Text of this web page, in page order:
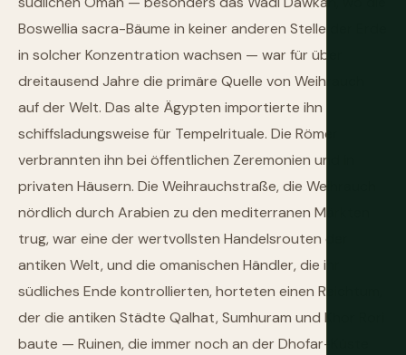
Boswellia sacra-Bäume in keiner anderen Stelle der Erde
in solcher Konzentration wachsen — war für über
dreitausend Jahre die primäre Quelle von Weihrauch
auf der Welt. Das alte Ägypten importierte ihn
schiffsladungsweise für Tempelrituale. Die Römer
verbrannten ihn bei öffentlichen Zeremonien und in
privaten Häusern. Die Weihrauchstraße, die Weihrauch
nördlich durch Arabien zu den mediterranen Märkten
trug, war eine der wertvollsten Handelsrouten der
antiken Welt, und die omanischen Händler, die ihr
südliches Ende kontrollierten, horteten einen Reichtum,
der die antiken Städte Qalhat, Sumhuram und Khor Rori
baute — Ruinen, die immer noch an der Dhofar-Küste